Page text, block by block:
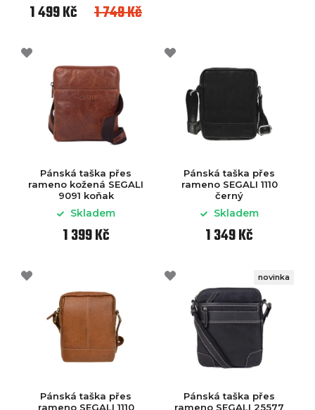
1 499 Kč 1 749 Kč
Pánská taška přes
rameno kožená SEGALI
9091 koňak
Skladem
1 399 Kč
Pánská taška přes
rameno SEGALI 1110
černý
Skladem
1 349 Kč
Pánská taška přes
rameno SEGALI 1110
novinka
Pánská taška přes
rameno SEGALI 25577